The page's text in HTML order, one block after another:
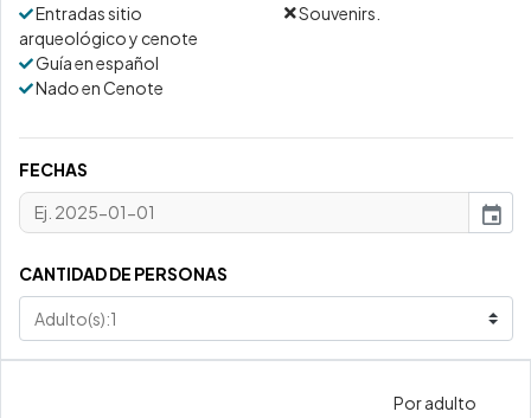
Entradas sitio
arqueológico y cenote
Guía en español
Nado en Cenote
Souvenirs.
FECHAS
event
CANTIDAD DE PERSONAS
Por adulto